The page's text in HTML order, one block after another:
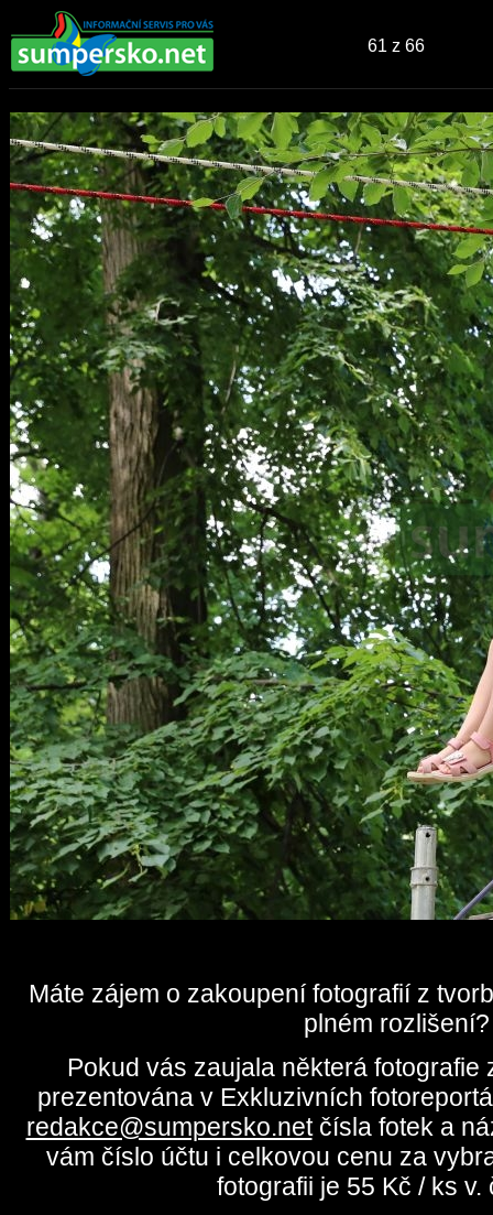
61 z 66
Máte zájem o zakoupení fotografií z
plném rozlišení?
Pokud vás zaujala některá fotografie
prezentována v Exkluzivních
redakce@sumpersko.netčísla fotek a
vám číslo účtu i celkovou cenu za
fotografii je 55 Kč / ks v.